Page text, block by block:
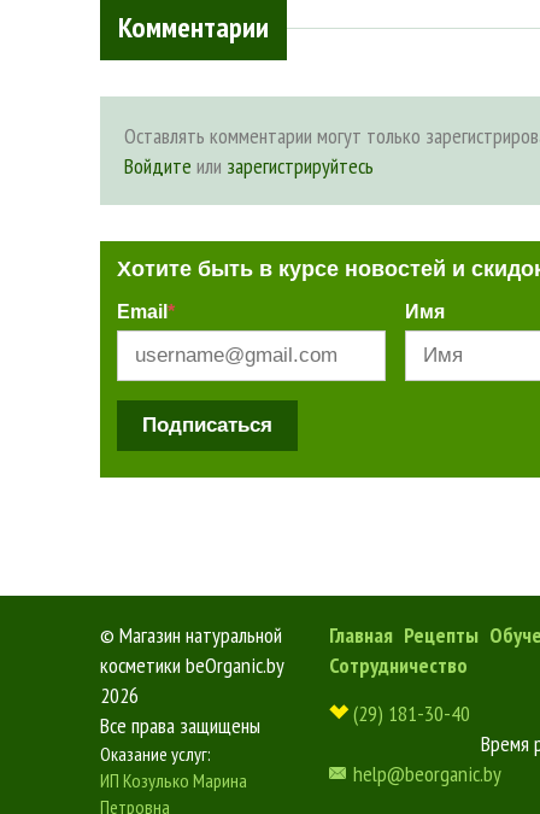
Комментарии
Оставлять комментарии могут только
Войдите или зарегистрируйтесь
Хотите быть в курсе новостей и
Email * Имя
Подписаться
© Магазин натуральной
косметики beOrganic.by
2026
Все права защищены
Оказание услуг:
ИП Козулько Марина
Петровна
Главная Рецепты
Сотрудничество
(29) 181-30-40
Время
help@beorganic.by